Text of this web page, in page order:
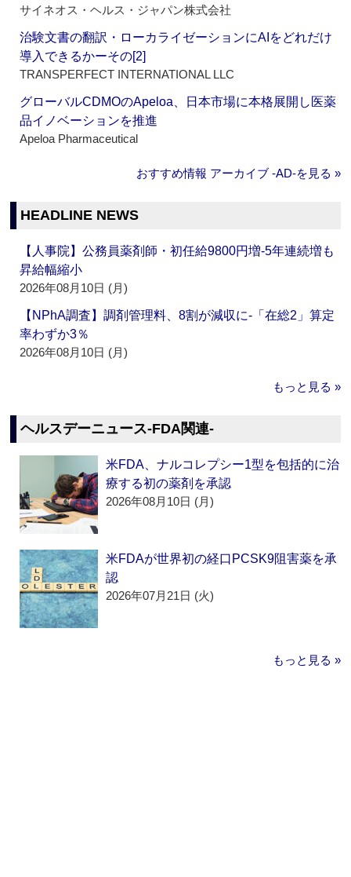
サイネオス・ヘルス・ジャパン株式会社
治験文書の翻訳・ローカライゼーションにAIをどれだけ
導入できるかーその[2]
TRANSPERFECT INTERNATIONAL LLC
グローバルCDMOのApeloa、日本市場に本格展開し医薬
品イノベーションを推進
Apeloa Pharmaceutical
おすすめ情報 アーカイブ ‐AD‐を見る »
HEADLINE NEWS
【人事院】公務員薬剤師・初任給9800円増‐5年連続増も
昇給幅縮小
2026年08月10日 (月)
【NPhA調査】調剤管理料、8割が減収に‐「在総2」算定
率わずか3％
2026年08月10日 (月)
もっと見る »
ヘルスデーニュース‐FDA関連‐
米FDA、ナルコレプシー1型を包括的に治
療する初の薬剤を承認
2026年08月10日 (月)
米FDAが世界初の経口PCSK9阻害薬を承
認
2026年07月21日 (火)
もっと見る »